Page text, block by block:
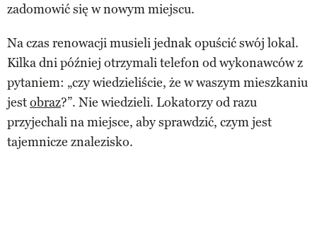
zadomowić się w nowym miejscu.
Na czas renowacji musieli jednak opuścić swój lokal.
Kilka dni później otrzymali telefon od wykonawców z
pytaniem: „czy wiedzieliście, że w waszym mieszkaniu
jestobraz?”. Nie wiedzieli. Lokatorzy od razu
przyjechali na miejsce, aby sprawdzić, czym jest
tajemnicze znalezisko.